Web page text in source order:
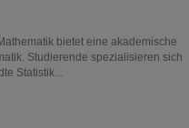
bietet eine akademische
Studierende spezialisieren sich
Statistik...